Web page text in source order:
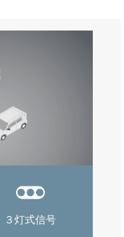
３灯式信号